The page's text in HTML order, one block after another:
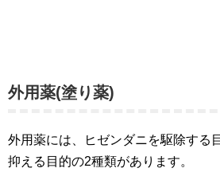
外用薬(塗り薬)
外用薬には、ヒゼンダニを駆除する
抑える目的の2種類があります。